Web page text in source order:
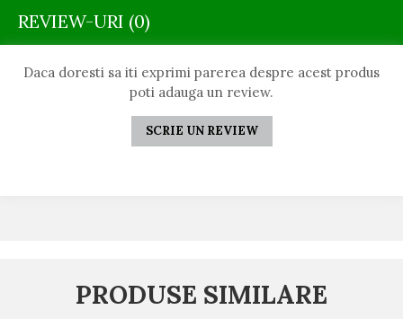
REVIEW-URI (0)
Daca doresti sa iti exprimi parerea despre acest produs
poti adauga un review.
SCRIE UN REVIEW
PRODUSE SIMILARE